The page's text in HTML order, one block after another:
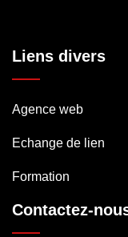
Liens divers
Agence web
Echange de lien
Formation
Contactez-